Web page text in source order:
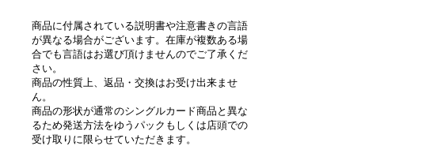
商品に付属されている説明書や注意書きの言語
が異なる場合がございます。在庫が複数ある場
合でも言語はお選び頂けませんのでご了承くだ
さい。
商品の性質上、返品・交換はお受け出来ませ
ん。
商品の形状が通常のシングルカード商品と異な
るため発送方法をゆうパックもしくは店頭での
受け取りに限らせていただきます。